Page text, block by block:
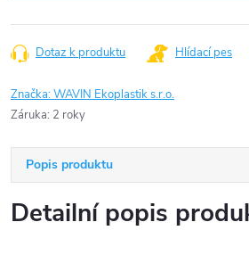
Dotaz k produktu Hlídací pes
Značka:WAVIN Ekoplastik s.r.o.
Záruka: 2 roky
Popis produktu
Detailní popis